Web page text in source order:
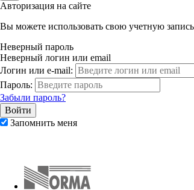
Авторизация на сайте
Вы можете использовать свою учетную
Неверный пароль
Неверный логин или email
Логин или e-mail:
Пароль:
Забыли пароль?
Запомнить меня